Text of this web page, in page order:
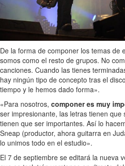
De la forma de componer los temas de
somos como el resto de grupos. No
canciones. Cuando las tienes
hay ningún tipo de concepto tras el
tiempo y le hemos dado forma».
«Para nosotros, componer es muy
ser impresionante, las letras tienen que
tienen que ser importantes. Así lo
Sneap (productor, ahora guitarra en
lo unimos todo en el estudio».
El 7 de septiembre se editará la nueva